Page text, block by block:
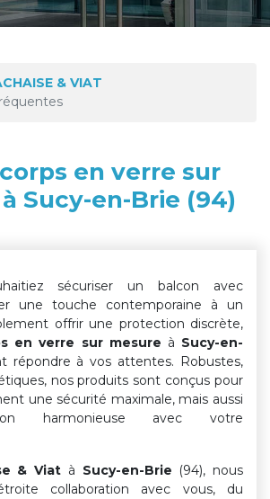
& VIAT
en verre sur
Sucy-en-Brie (94)
sécuriser un balcon avec
une touche contemporaine à un
offrir une protection discrète,
en verre sur mesure à Sucy-en-
répondre à vos attentes. Robustes,
nos produits sont conçus pour
une sécurité maximale, mais aussi
harmonieuse avec votre
& Viat à Sucy-en-Brie (94), nous
collaboration avec vous, du